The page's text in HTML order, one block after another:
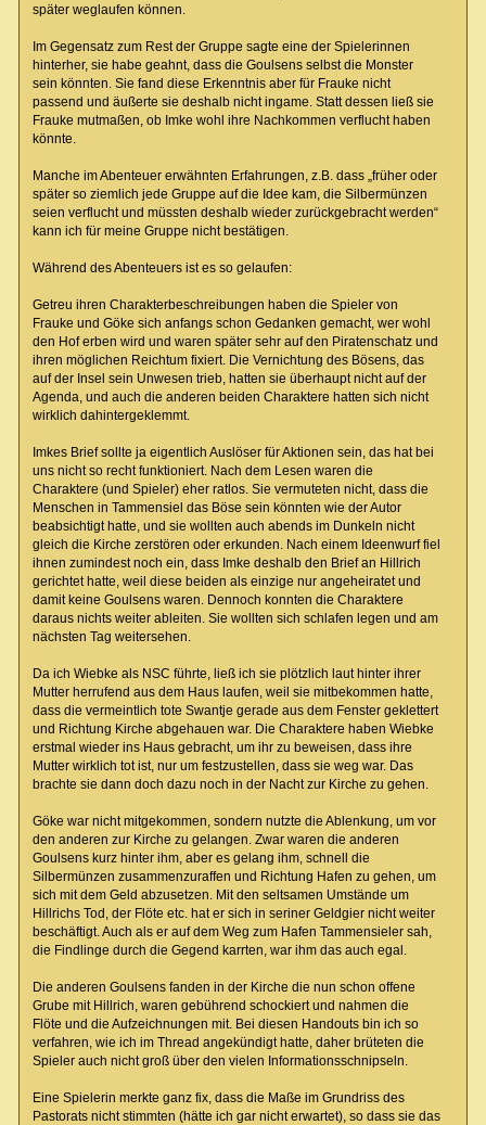
später weglaufen können.
Im Gegensatz zum Rest der Gruppe sagte eine der Spielerinnen
hinterher, sie habe geahnt, dass die Goulsens selbst die Monster
sein könnten. Sie fand diese Erkenntnis aber für Frauke nicht
passend und äußerte sie deshalb nicht ingame. Statt dessen ließ sie
Frauke mutmaßen, ob Imke wohl ihre Nachkommen verflucht haben
könnte.
Manche im Abenteuer erwähnten Erfahrungen, z.B. dass „früher oder
später so ziemlich jede Gruppe auf die Idee kam, die Silbermünzen
seien verflucht und müssten deshalb wieder zurückgebracht werden“
kann ich für meine Gruppe nicht bestätigen.
Während des Abenteuers ist es so gelaufen:
Getreu ihren Charakterbeschreibungen haben die Spieler von
Frauke und Göke sich anfangs schon Gedanken gemacht, wer wohl
den Hof erben wird und waren später sehr auf den Piratenschatz und
ihren möglichen Reichtum fixiert. Die Vernichtung des Bösens, das
auf der Insel sein Unwesen trieb, hatten sie überhaupt nicht auf der
Agenda, und auch die anderen beiden Charaktere hatten sich nicht
wirklich dahintergeklemmt.
Imkes Brief sollte ja eigentlich Auslöser für Aktionen sein, das hat bei
uns nicht so recht funktioniert. Nach dem Lesen waren die
Charaktere (und Spieler) eher ratlos. Sie vermuteten nicht, dass die
Menschen in Tammensiel das Böse sein könnten wie der Autor
beabsichtigt hatte, und sie wollten auch abends im Dunkeln nicht
gleich die Kirche zerstören oder erkunden. Nach einem Ideenwurf fiel
ihnen zumindest noch ein, dass Imke deshalb den Brief an Hillrich
gerichtet hatte, weil diese beiden als einzige nur angeheiratet und
damit keine Goulsens waren. Dennoch konnten die Charaktere
daraus nichts weiter ableiten. Sie wollten sich schlafen legen und am
nächsten Tag weitersehen.
Da ich Wiebke als NSC führte, ließ ich sie plötzlich laut hinter ihrer
Mutter herrufend aus dem Haus laufen, weil sie mitbekommen hatte,
dass die vermeintlich tote Swantje gerade aus dem Fenster geklettert
und Richtung Kirche abgehauen war. Die Charaktere haben Wiebke
erstmal wieder ins Haus gebracht, um ihr zu beweisen, dass ihre
Mutter wirklich tot ist, nur um festzustellen, dass sie weg war. Das
brachte sie dann doch dazu noch in der Nacht zur Kirche zu gehen.
Göke war nicht mitgekommen, sondern nutzte die Ablenkung, um vor
den anderen zur Kirche zu gelangen. Zwar waren die anderen
Goulsens kurz hinter ihm, aber es gelang ihm, schnell die
Silbermünzen zusammenzuraffen und Richtung Hafen zu gehen, um
sich mit dem Geld abzusetzen. Mit den seltsamen Umstände um
Hillrichs Tod, der Flöte etc. hat er sich in seriner Geldgier nicht weiter
beschäftigt. Auch als er auf dem Weg zum Hafen Tammensieler sah,
die Findlinge durch die Gegend karrten, war ihm das auch egal.
Die anderen Goulsens fanden in der Kirche die nun schon offene
Grube mit Hillrich, waren gebührend schockiert und nahmen die
Flöte und die Aufzeichnungen mit. Bei diesen Handouts bin ich so
verfahren, wie ich im Thread angekündigt hatte, daher brüteten die
Spieler auch nicht groß über den vielen Informationsschnipseln.
Eine Spielerin merkte ganz fix, dass die Maße im Grundriss des
Pastorats nicht stimmten (hätte ich gar nicht erwartet), so dass sie das